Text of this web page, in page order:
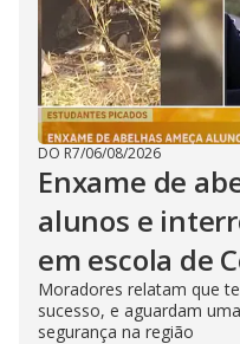
DO R7/06/08/2026
Enxame de
alunos e
em escola de
Moradores relatam que
sucesso, e aguardam
segurança na região